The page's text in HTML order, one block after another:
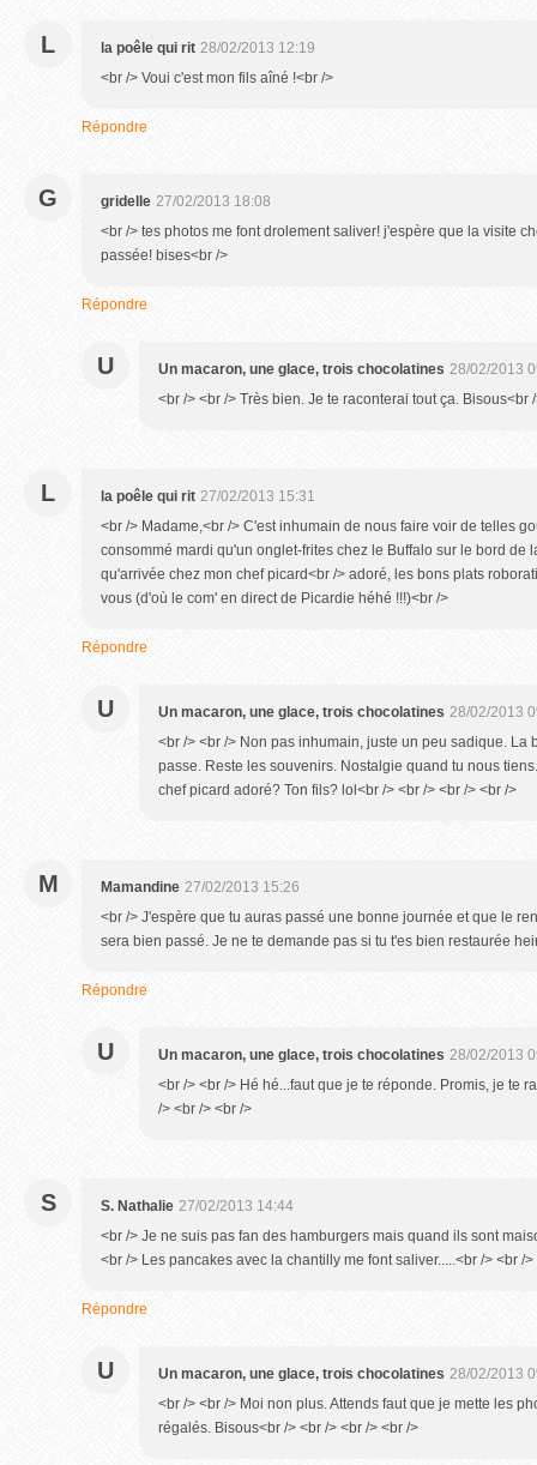
L la poêle qui rit 28/02/2013 12:19
<br /> Voui c'est mon fils aîné !<br />
Répondre
G gridelle 27/02/2013 18:08
<br /> tes photos me font drolement saliver! j'espère que la visite
passée! bises<br />
Répondre
U Un macaron, une glace, trois chocolatines 28/02/2013
<br /> <br /> Très bien. Je te raconterai tout ça. Bisous<br
L la poêle qui rit 27/02/2013 15:31
<br /> Madame,<br /> C'est inhumain de nous faire voir de telles
consommé mardi qu'un onglet-frites chez le Buffalo sur le bord de
qu'arrivée chez mon chef picard<br /> adoré, les bons plats
vous (d'où le com' en direct de Picardie héhé !!!)<br />
Répondre
U Un macaron, une glace, trois chocolatines 28/02/2013
<br /> <br /> Non pas inhumain, juste un peu sadique. La
passe. Reste les souvenirs. Nostalgie quand tu nous
chef picard adoré? Ton fils? lol<br /> <br /> <br /> <br />
M Mamandine 27/02/2013 15:26
<br /> J'espère que tu auras passé une bonne journée et que le
sera bien passé. Je ne te demande pas si tu t'es bien restaurée
Répondre
U Un macaron, une glace, trois chocolatines 28/02/2013
<br /> <br /> Hé hé...faut que je te réponde. Promis, je te
/> <br /> <br />
S S. Nathalie 27/02/2013 14:44
<br /> Je ne suis pas fan des hamburgers mais quand ils sont
<br /> Les pancakes avec la chantilly me font saliver.....<br /> <br /
Répondre
U Un macaron, une glace, trois chocolatines 28/02/2013
<br /> <br /> Moi non plus. Attends faut que je mette les
régalés. Bisous<br /> <br /> <br /> <br />